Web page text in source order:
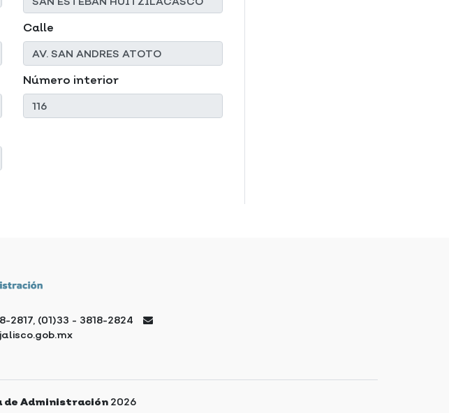
Calle
Número interior
2817, (01)33 - 3818-2824
de Administración 2026